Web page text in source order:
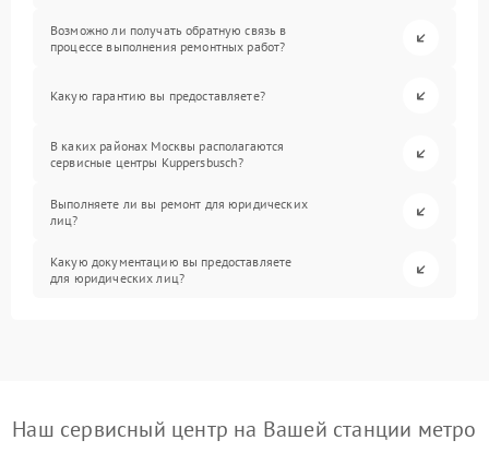
Возможно ли получать обратную связь в
процессе выполнения ремонтных работ?
Какую гарантию вы предоставляете?
В каких районах Москвы располагаются
сервисные центры Kuppersbusch?
Выполняете ли вы ремонт для юридических
лиц?
Какую документацию вы предоставляете
для юридических лиц?
Наш сервисный центр на Вашей станции метро